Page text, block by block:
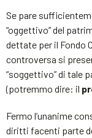
Se pare
“oggettivo” del
dettate per il Fondo
controversa si
“soggettivo” di tale
(potremmo dire: il
Fermo l’unanime
diritti facenti parte